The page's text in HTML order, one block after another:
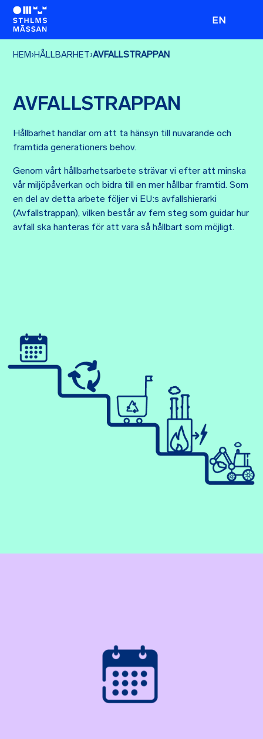
EN
HEM›HÅLLBARHET›AVFALLSTRAPPAN
AVFALLSTRAPPAN
Hållbarhet handlar om att ta hänsyn till nuvarande och
framtida generationers behov.
Genom vårt hållbarhetsarbete strävar vi efter att minska
vår miljöpåverkan och bidra till en mer hållbar framtid. Som
en del av detta arbete följer vi EU:s avfallshierarki
(Avfallstrappan), vilken består av fem steg som guidar hur
avfall ska hanteras för att vara så hållbart som möjligt.